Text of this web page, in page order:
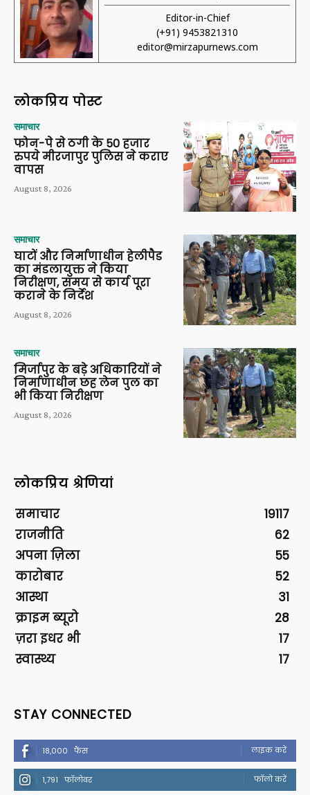
Editor-in-Chief
(+91) 9453821310
editor@mirzapurnews.com
लोकप्रिय पोस्ट
समाचार
फोन-पे से ठगी के 50 हजार
रुपये मीरजापुर पुलिस ने कराए
वापस
August 8, 2026
समाचार
घाटों और निर्माणाधीन हेलीपैड
का मंडलायुक्त ने किया
निरीक्षण, समय से कार्य पूरा
कराने के निर्देश
August 8, 2026
समाचार
मिर्जापुर के बड़े अधिकारियों ने
निर्माणाधीन छह लेन पुल का
भी किया निरीक्षण
August 8, 2026
लोकप्रिय श्रेणियां
समाचार
19117
राजनीति
62
अपना ज़िला
55
कारोबार
52
आस्था
31
क्राइम ब्यूरो
28
ज़रा इधर भी
17
स्वास्थ्य
17
STAY CONNECTED
18,000 फैंस लाइक करें
1,791 फॉलोवर फॉलो करें